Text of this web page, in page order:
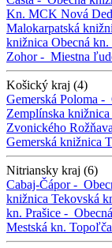
Kn. MCK Nová
Malokarpatská
knižnica Obecná kn.
Zohor - Miestna
Košický kraj (4)
Gemerská Poloma -
Zemplínska
Zvonického
Gemerská knižnica
Nitriansky kraj (6)
Cabaj-Čápor -
knižnica Tekovská
kn. Prašice -
Mestská kn.